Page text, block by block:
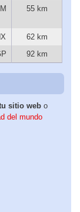
55 km
62 km
92 km
sitio web o
del mundo